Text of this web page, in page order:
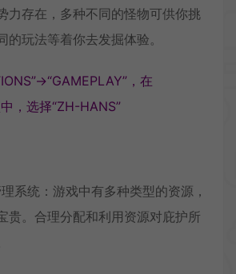
力存在，多种不同的怪物可供你挑
的玩法等着你去发掘体验。
，在
，选择“ZH-HANS”
系统：游戏中有多种类型的资源，
贵。合理分配和利用资源对庇护所